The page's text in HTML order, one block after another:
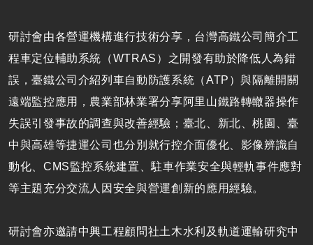
研討會由各營運機構進行技術分享，台灣高鐵公司簡介工
程車定位輔助系統（WTRAS）之開發有助於降低人為錯
誤，臺鐵公司介紹列車自動防護系統（ATP）與隔離開關
遠端監控應用，農業部林業署分享阿里山鐵路轉轍器操作
失誤引發事故的調查與改善經驗；臺北、新北、桃園、臺
中與高雄等捷運公司也分別就行控介面優化、影像辨識自
動化、CMS監控系統建置、駐車作業安全與輕軌事件應對
等主題充分交流人因安全與營運創新的應用經驗。
研討會亦邀請中興工程顧問社土木水利及軌道運輸研究中